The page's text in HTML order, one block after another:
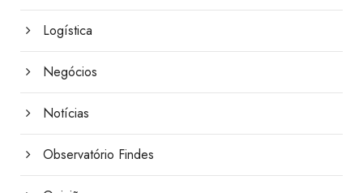
Logística
Negócios
Notícias
Observatório Findes